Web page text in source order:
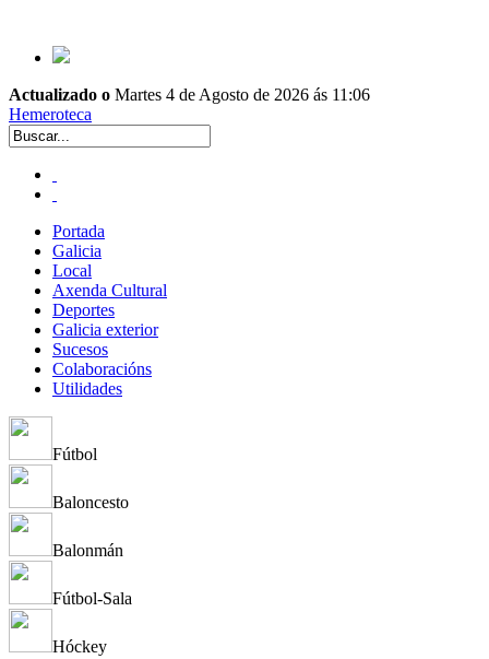
Actualizado o Martes 4 de Agosto de 2026 ás 11:06
Hemeroteca
Portada
Galicia
Local
Axenda Cultural
Deportes
Galicia exterior
Sucesos
Colaboracións
Utilidades
Fútbol
Baloncesto
Balonmán
Fútbol-Sala
Hóckey